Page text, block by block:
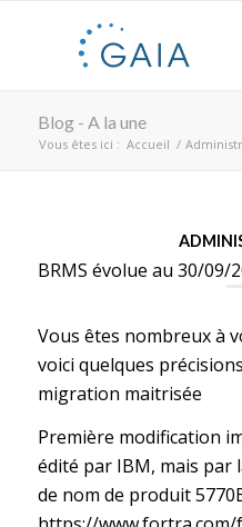
Blog - A la une
Vous êtes ici : Accueil /
BRMS évolue au 30/09/
Vous êtes nombreux à
voici quelques
migration maitrisée
Première modification
édité par IBM, mais par
de nom de produit